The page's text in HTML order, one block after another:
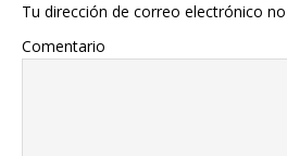
Tu dirección de correo electrónico
Comentario